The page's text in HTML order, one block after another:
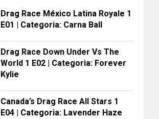
Drag Race México Latina Royale 1
E01 | Categoria: Carna Ball
Drag Race Down Under Vs The
World 1 E02 | Categoria: Forever
Kylie
Canada’s Drag Race All Stars 1
E04 | Categoria: Lavender Haze